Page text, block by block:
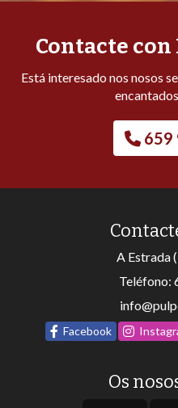
Contacte
Está interesado nos nosos
659
Os
A Estrada
Teléfono:
Facebook